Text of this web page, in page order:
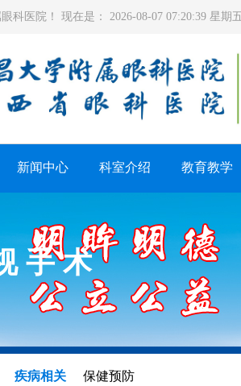
科医院！ 现在是： 2026-08-07 07:20:40 星期五
新闻中心 科室介绍 教育教学
手术
疾病相关 保健预防